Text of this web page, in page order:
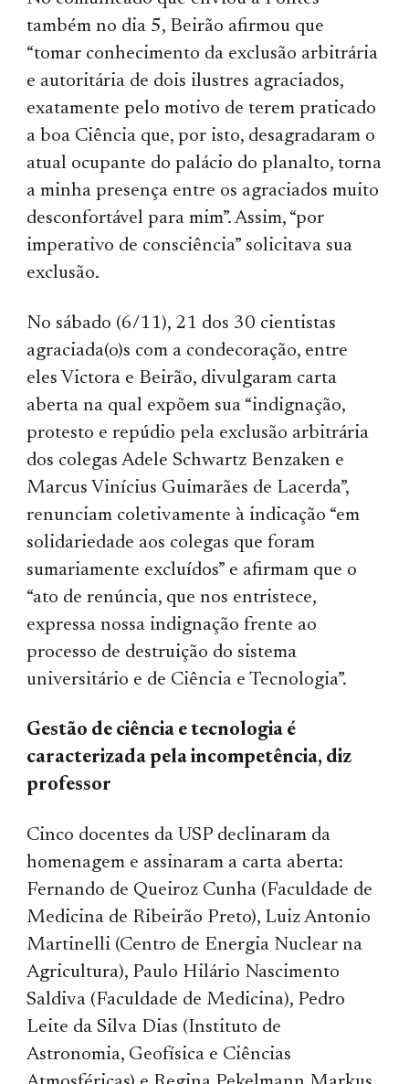
também no dia 5, Beirão afirmou que
“tomar conhecimento da exclusão arbitrária
e autoritária de dois ilustres agraciados,
exatamente pelo motivo de terem praticado
a boa Ciência que, por isto, desagradaram o
atual ocupante do palácio do planalto, torna
a minha presença entre os agraciados muito
desconfortável para mim”. Assim, “por
imperativo de consciência” solicitava sua
exclusão.
No sábado (6/11), 21 dos 30 cientistas
agraciada(o)s com a condecoração, entre
eles Victora e Beirão, divulgaram carta
aberta na qual expõem sua “indignação,
protesto e repúdio pela exclusão arbitrária
dos colegas Adele Schwartz Benzaken e
Marcus Vinícius Guimarães de Lacerda”,
renunciam coletivamente à indicação “em
solidariedade aos colegas que foram
sumariamente excluídos” e afirmam que o
“ato de renúncia, que nos entristece,
expressa nossa indignação frente ao
processo de destruição do sistema
universitário e de Ciência e Tecnologia”.
Gestão de ciência e tecnologia é
caracterizada pela incompetência, diz
professor
Cinco docentes da USP declinaram da
homenagem e assinaram a carta aberta:
Fernando de Queiroz Cunha (Faculdade de
Medicina de Ribeirão Preto), Luiz Antonio
Martinelli (Centro de Energia Nuclear na
Agricultura), Paulo Hilário Nascimento
Saldiva (Faculdade de Medicina), Pedro
Leite da Silva Dias (Instituto de
Astronomia, Geofísica e Ciências